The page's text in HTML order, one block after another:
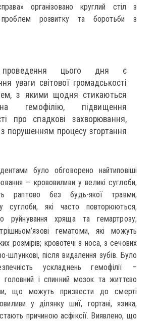
організовано круглий стіл з
проблем розвитку та боротьби з
цього дня є
уваги світової громадськості
з якими щодня стикаються
гемофілію, підвищення
про спадкові захворювання,
з порушенням процесу згортання
було обговорено найтиповіші
– крововиливи у великі суглоби,
раптово без будь-якої травми;
суглоби, які часто повторюються,
руйнування хряща та гемартрозу;
гематоми, які можуть
розмірів; кровотечі з носа, з сечових
шлункові, після видалення зубів. Було
ускладнень гемофілії –
головний і спинний мозок та життєво
що можуть призвести до смерті
у ділянку шиї, гортані, язика,
причиною асфіксії. Виявлено, що